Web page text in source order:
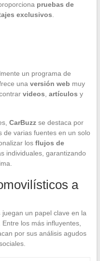
pruebas de
exclusivos.
un programa de
una versión web muy
videos, artículos y
CarBuzzse destaca por
de varias fuentes en un solo
los flujos de
individuales, garantizando
a
juegan un papel clave en la
los más influyentes,
por sus análisis agudos